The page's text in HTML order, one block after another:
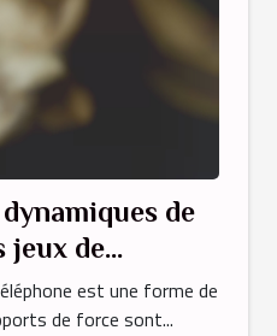
de
jeux de
est une forme de
de force sont...